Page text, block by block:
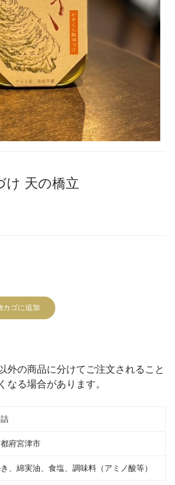
け 天の橋立
カゴに追加
外の商品に分けてご注文されること
なる場合があります。
府宮津市
、綿実油、食塩、調味料（アミノ酸等）